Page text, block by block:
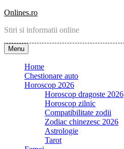
Skip
content
Onlines.ro
Stiri si informatii online
Menu
Home
Chestionare auto
Horoscop 2026
Horoscop dragoste 2026
Horoscop zilnic
Compatibilitate zodii
Zodiac chinezesc 2026
Astrologie
Tarot